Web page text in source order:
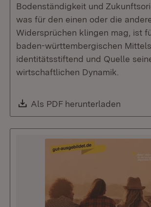
Bodenständigkeit und
was für den einen oder die
Widersprüchen klingen mag, ist
baden-württembergischen
identitätsstiftend und Quelle
wirtschaftlichen Dynamik.
Download:
Als PDF herunterladen